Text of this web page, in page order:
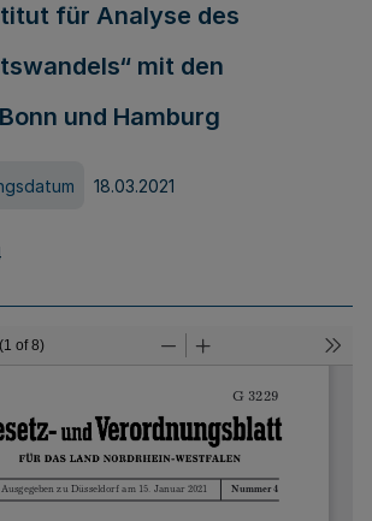
für Analyse des
mit den
und Hamburg
18.03.2021